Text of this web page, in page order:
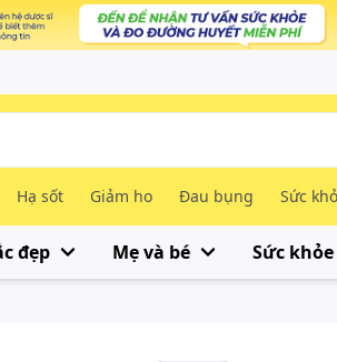
Hạ sốt Giảm ho Đau bụng Sức
đẹp Mẹ và bé Sức